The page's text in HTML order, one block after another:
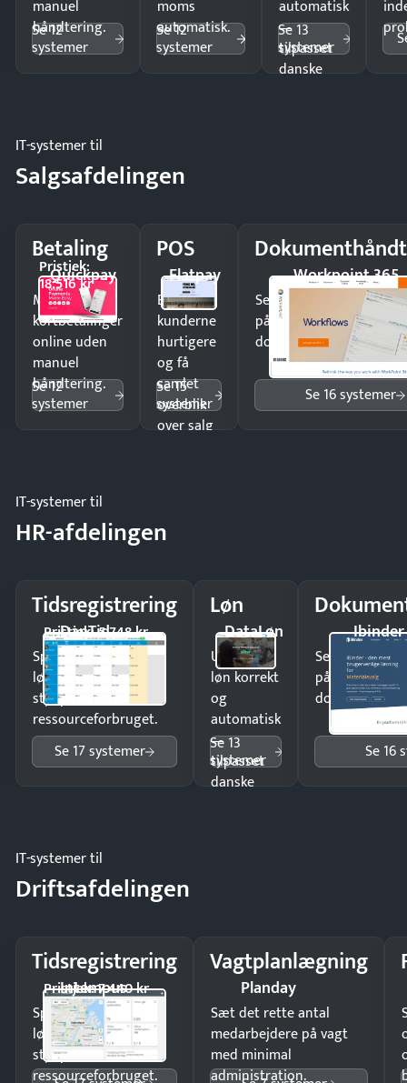
manuel
håndtering.
Se 12
systemer
moms
automatisk.
Se 12
systemer
automatisk
—
tilpasset
danske
Se 13
systemer
IT-systemer til
Salgsafdelingen
Betaling
Quickpay
Pristjek:
18.516 kr
Modtag
kortbetalinger
online uden
manuel
håndtering.
Se 12
systemer
POS
Flatpay
Ekspedér
kunderne
hurtigere
og få
samlet
overblik
over salg
Se 15
systemer
Workpoint 365
Send kontrakter til
på minutter og mist
dokumenter.
Se 16 systemer
IT-systemer til
HR-afdelingen
Tidsregistrering
DanTid
Pristjek: 5.748 kr
Spar tid på
lønberegning og få
styr på
ressourceforbruget.
Se 17 systemer
Løn
DataLøn
Udbetal
løn korrekt
og
automatisk
—
tilpasset
danske
Se 13
systemer
Ibinder
Send
på minutter
dokumenter.
Se 16
IT-systemer til
Driftsafdelingen
Tidsregistrering
Intempus
Pristjek: 7.440 kr
Spar tid på
lønberegning og få
styr på
ressourceforbruget.
Vagtplanlægning
Planday
Sæt det rette antal
medarbejdere på vagt
med minimal
administration.